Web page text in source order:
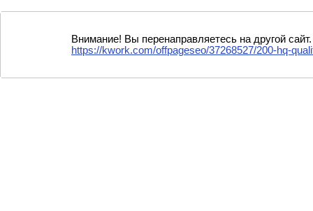
Внимание! Вы перенаправляетесь на другой
https://kwork.com/offpageseo/37268527/200-hq-